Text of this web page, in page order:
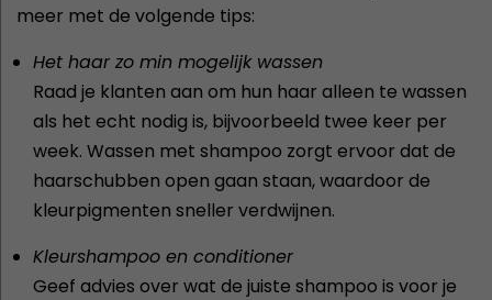
meer met de volgende tips:
Het haar zo min mogelijk wassen
Raad je klanten aan om hun haar alleen te wassen
als het echt nodig is, bijvoorbeeld twee keer per
week. Wassen met shampoo zorgt ervoor dat de
haarschubben open gaan staan, waardoor de
kleurpigmenten sneller verdwijnen.
Kleurshampoo en conditioner
Geef advies over wat de juiste shampoo is voor je